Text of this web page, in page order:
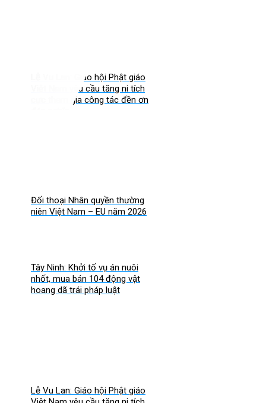
Lễ Vu Lan: Giáo hội Phật giáo
Việt Nam yêu cầu tăng ni tích
cực tham gia công tác đền ơn
Đối thoại Nhân quyền thường
niên Việt Nam – EU năm 2026
Tây Ninh: Khởi tố vụ án nuôi
nhốt, mua bán 104 động vật
hoang dã trái pháp luật
Lễ Vu Lan: Giáo hội Phật giáo